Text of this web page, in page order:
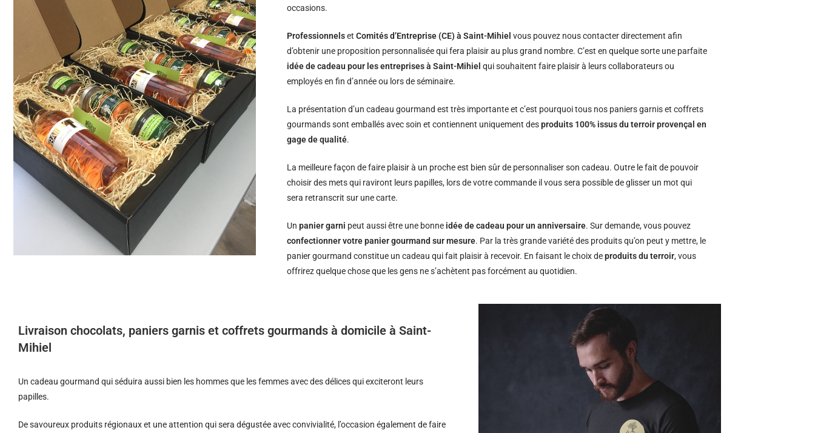
occasions.
ProfessionnelsetComités d’Entreprise (CE) à Saint-Mihiel vous pouvez nous contacter directement afin
d’obtenir une proposition personnalisée qui fera plaisir au plus grand nombre. C’est en quelque sorte une parfaite
idée de cadeau pour les entreprises à Saint-Mihiel qui souhaitent faire plaisir à leurs collaborateurs ou
employés en fin d’année ou lors de séminaire.
La présentation d’un cadeau gourmand est très importante et c’est pourquoi tous nos paniers garnis et coffrets
gourmands sont emballés avec soin et contiennent uniquement desproduits 100% issus du terroir provençal en
gage de qualité.
La meilleure façon de faire plaisir à un proche est bien sûr de personnaliser son cadeau. Outre le fait de pouvoir
choisir des mets qui raviront leurs papilles, lors de votre commande il vous sera possible de glisser un mot qui
sera retranscrit sur une carte.
Unpanier garni peut aussi être une bonne idée de cadeau pour un anniversaire. Sur demande, vous pouvez
confectionner votre panier gourmand sur mesure. Par la très grande variété des produits qu’on peut y mettre, le
panier gourmand constitue un cadeau qui fait plaisir à recevoir. En faisant le choix deproduits du terroir, vous
offrirez quelque chose que les gens ne s’achètent pas forcément au quotidien.
Livraison chocolats, paniers garnis et coffrets gourmands à domicile à Saint-
Mihiel
Un cadeau gourmand qui séduira aussi bien les hommes que les femmes avec des délices qui exciteront leurs
papilles.
De savoureux produits régionaux et une attention qui sera dégustée avec convivialité, l’occasion également de faire